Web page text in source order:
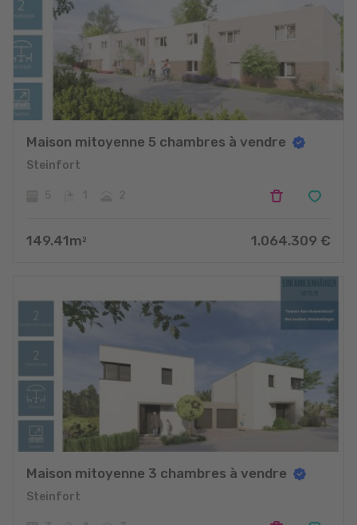
Maison mitoyenne 5 chambres à vendre
Steinfort
149.41m 2 1.064.309 €
Maison mitoyenne 3 chambres à vendre
Steinfort